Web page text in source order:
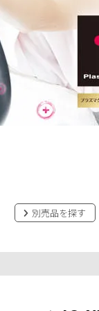
別売品を探す